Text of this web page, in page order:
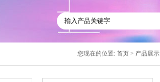
您现在的位置: 首页 > 产品展示